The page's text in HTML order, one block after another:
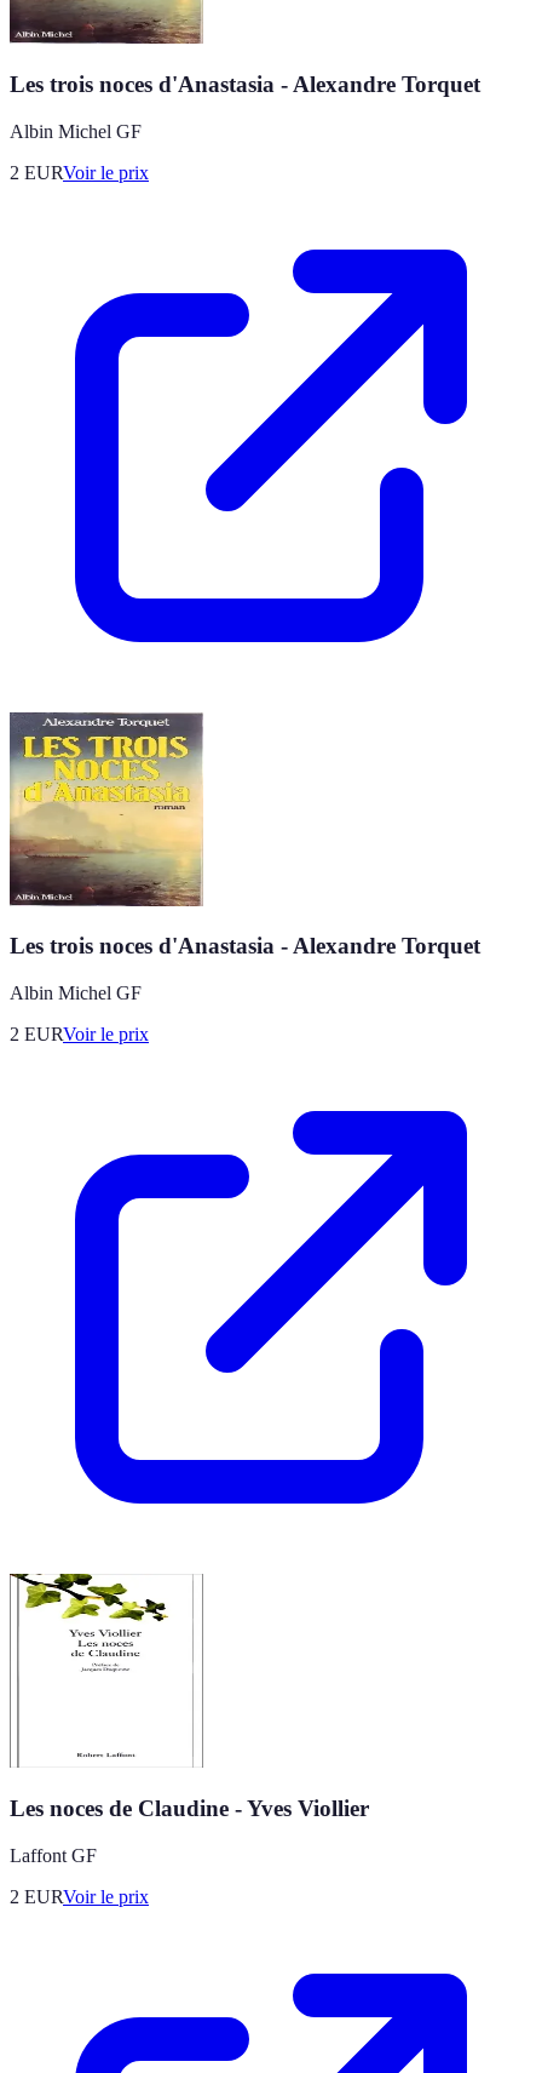
Les trois noces d'Anastasia - Alexandre Torquet
Albin Michel GF
2 EURVoir le prix
Les trois noces d'Anastasia - Alexandre Torquet
Albin Michel GF
2 EURVoir le prix
Les noces de Claudine - Yves Viollier
Laffont GF
2 EURVoir le prix